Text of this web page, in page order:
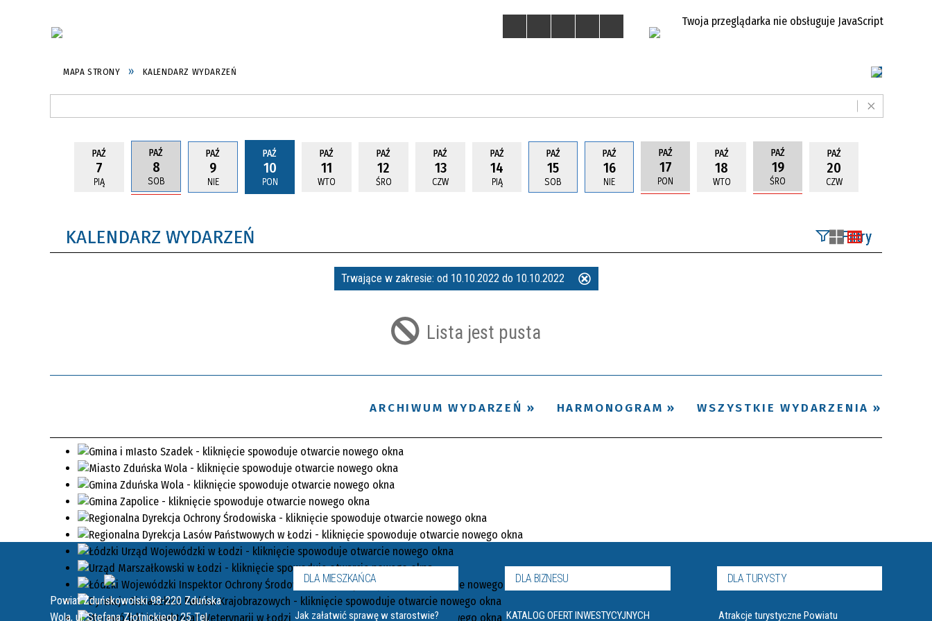
Twoja przeglądarka nie obsługuje JavaScript
MAPA STRONY KALENDARZ WYDARZEŃ
PAŹ
7
PIĄ
PAŹ
8
SOB
PAŹ
9
NIE
PAŹ
10
PON
PAŹ
11
WTO
PAŹ
12
ŚRO
PAŹ
13
CZW
PAŹ
14
PIĄ
PAŹ
15
SOB
PAŹ
16
NIE
PAŹ
17
PON
PAŹ
18
WTO
PAŹ
19
ŚRO
PAŹ
20
CZW
KALENDARZ WYDARZEŃ Filtry
Miejsce
Organizator
Trwające w zakresie: od 10.10.2022 do 10.10.2022
Lista jest pusta
WSZYSTKIE WYDARZENIA
HARMONOGRAM
ARCHIWUM WYDARZEŃ
DLA MIESZKAŃCA
Jak załatwić sprawę w starostwie?
DLA BIZNESU
KATALOG OFERT INWESTYCYJNYCH
DLA TURYSTY
Atrakcje turystyczne Powiatu
Powiat Zduńskowolski 98-220 Zduńska
Wola, ul. Stefana Złotnickiego 25 Tel.